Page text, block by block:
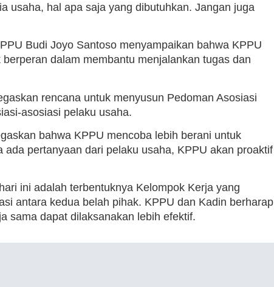
usaha, hal apa saja yang dibutuhkan. Jangan juga
Budi Joyo Santoso menyampaikan bahwa KPPU
dalam membantu menjalankan tugas dan
rencana untuk menyusun Pedoman Asosiasi
asosiasi pelaku usaha.
bahwa KPPU mencoba lebih berani untuk
ada pertanyaan dari pelaku usaha, KPPU akan proaktif
ini adalah terbentuknya Kelompok Kerja yang
antara kedua belah pihak. KPPU dan Kadin berharap
sama dapat dilaksanakan lebih efektif.